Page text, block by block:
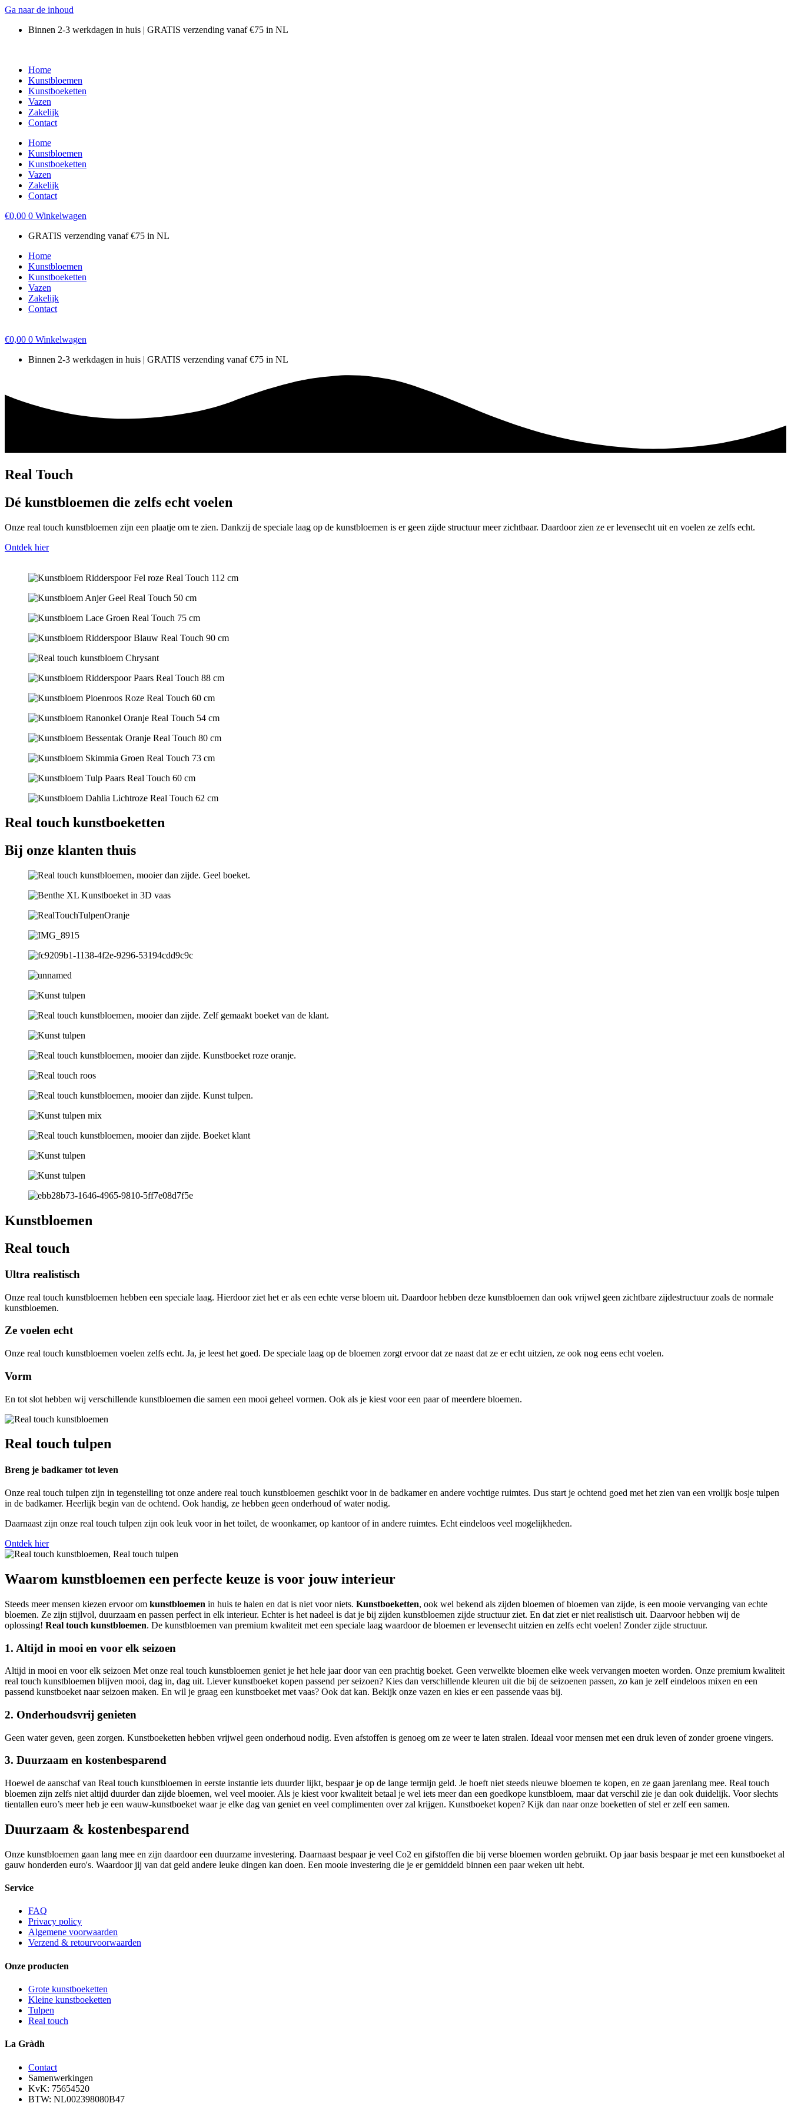
Ga naar de inhoud
Binnen 2-3 werkdagen in huis | GRATIS verzending vanaf €75 in NL
Home
Kunstbloemen
Kunstboeketten
Vazen
Zakelijk
Contact
Home
Kunstbloemen
Kunstboeketten
Vazen
Zakelijk
Contact
€0,00 0 Winkelwagen
GRATIS verzending vanaf €75 in NL
Home
Kunstbloemen
Kunstboeketten
Vazen
Zakelijk
Contact
€0,00 0 Winkelwagen
Binnen 2-3 werkdagen in huis | GRATIS verzending vanaf €75 in NL
Real Touch
Dé kunstbloemen die zelfs echt voelen
Onze real touch kunstbloemen zijn een plaatje om te zien. Dankzij de speciale laag op de kunstbloemen is er geen zijde structuur meer zichtbaar. Daardoor zien ze er levensecht uit en voelen ze zelfs echt.
Ontdek hier
Real touch kunstboeketten
Bij onze klanten thuis
Kunstbloemen
Real touch
Ultra realistisch
Onze real touch kunstbloemen hebben een speciale laag. Hierdoor ziet het er als een echte verse bloem uit. Daardoor hebben deze kunstbloemen dan ook vrijwel geen zichtbare zijdestructuur zoals de normale
kunstbloemen.
Ze voelen echt
Onze real touch kunstbloemen voelen zelfs echt. Ja, je leest het goed. De speciale laag op de bloemen zorgt ervoor dat ze naast dat ze er echt uitzien, ze ook nog eens echt voelen.
Vorm
En tot slot hebben wij verschillende kunstbloemen die samen een mooi geheel vormen. Ook als je kiest voor een paar of meerdere bloemen.
Real touch tulpen
Breng je badkamer tot leven
Onze real touch tulpen zijn in tegenstelling tot onze andere real touch kunstbloemen geschikt voor in de badkamer en andere vochtige ruimtes. Dus start je ochtend goed met het zien van een vrolijk bosje tulpen
in de badkamer. Heerlijk begin van de ochtend. Ook handig, ze hebben geen onderhoud of water nodig.
Daarnaast zijn onze real touch tulpen zijn ook leuk voor in het toilet, de woonkamer, op kantoor of in andere ruimtes. Echt eindeloos veel mogelijkheden.
Ontdek hier
Waarom kunstbloemen een perfecte keuze is voor jouw interieur
Steeds meer mensen kiezen ervoor om kunstbloemen in huis te halen en dat is niet voor niets. Kunstboeketten, ook wel bekend als zijden bloemen of bloemen van zijde, is een mooie vervanging van echte
bloemen. Ze zijn stijlvol, duurzaam en passen perfect in elk interieur. Echter is het nadeel is dat je bij zijden kunstbloemen zijde structuur ziet. En dat ziet er niet realistisch uit. Daarvoor hebben wij de
oplossing! Real touch kunstbloemen. De kunstbloemen van premium kwaliteit met een speciale laag waardoor de bloemen er levensecht uitzien en zelfs echt voelen! Zonder zijde structuur.
1. Altijd in mooi en voor elk seizoen
Altijd in mooi en voor elk seizoen Met onze real touch kunstbloemen geniet je het hele jaar door van een prachtig boeket. Geen verwelkte bloemen elke week vervangen moeten worden. Onze premium kwaliteit
real touch kunstbloemen blijven mooi, dag in, dag uit. Liever kunstboeket kopen passend per seizoen? Kies dan verschillende kleuren uit die bij de seizoenen passen, zo kan je zelf eindeloos mixen en een
passend kunstboeket naar seizoen maken. En wil je graag een kunstboeket met vaas? Ook dat kan. Bekijk onze vazen en kies er een passende vaas bij.
2. Onderhoudsvrij genieten
Geen water geven, geen zorgen. Kunstboeketten hebben vrijwel geen onderhoud nodig. Even afstoffen is genoeg om ze weer te laten stralen. Ideaal voor mensen met een druk leven of zonder groene vingers.
3. Duurzaam en kostenbesparend
Hoewel de aanschaf van Real touch kunstbloemen in eerste instantie iets duurder lijkt, bespaar je op de lange termijn geld. Je hoeft niet steeds nieuwe bloemen te kopen, en ze gaan jarenlang mee. Real touch
bloemen zijn zelfs niet altijd duurder dan zijde bloemen, wel veel mooier. Als je kiest voor kwaliteit betaal je wel iets meer dan een goedkope kunstbloem, maar dat verschil zie je dan ook duidelijk. Voor slechts
tientallen euro’s meer heb je een wauw-kunstboeket waar je elke dag van geniet en veel complimenten over zal krijgen. Kunstboeket kopen? Kijk dan naar onze boeketten of stel er zelf een samen.
Duurzaam & kostenbesparend
Onze kunstbloemen gaan lang mee en zijn daardoor een duurzame investering. Daarnaast bespaar je veel Co2 en gifstoffen die bij verse bloemen worden gebruikt. Op jaar basis bespaar je met een kunstboeket al
gauw honderden euro's. Waardoor jij van dat geld andere leuke dingen kan doen. Een mooie investering die je er gemiddeld binnen een paar weken uit hebt.
Service
FAQ
Privacy policy
Algemene voorwaarden
Verzend & retourvoorwaarden
Onze producten
Grote kunstboeketten
Kleine kunstboeketten
Tulpen
Real touch
La Gràdh
Contact
Samenwerkingen
KvK: 75654520
BTW: NL002398080B47